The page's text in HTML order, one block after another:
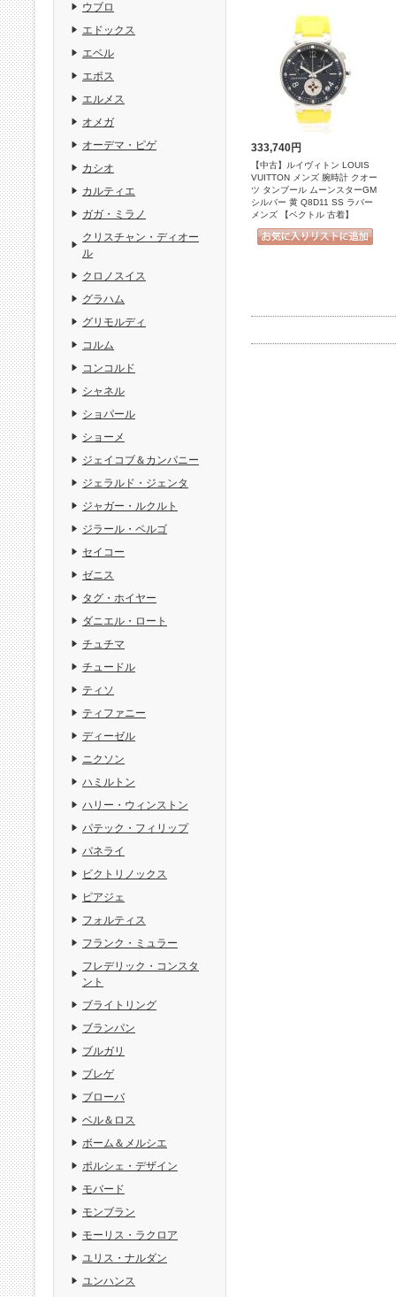
333,740円
【中古】ルイヴィトン LOUIS
VUITTON メンズ 腕時計 クオー
ツ タンブール ムーンスターGM
シルバー 黄 Q8D11 SS ラバー
メンズ 【ベクトル 古着】
ウブロ
エドックス
エベル
エポス
エルメス
オメガ
オーデマ・ピゲ
カシオ
カルティエ
ガガ・ミラノ
クリスチャン・ディオー
ル
クロノスイス
グラハム
グリモルディ
コルム
コンコルド
シャネル
ショパール
ショーメ
ジェイコブ＆カンパニー
ジェラルド・ジェンタ
ジャガー・ルクルト
ジラール・ペルゴ
セイコー
ゼニス
タグ・ホイヤー
ダニエル・ロート
チュチマ
チュードル
ティソ
ティファニー
ディーゼル
ニクソン
ハミルトン
ハリー・ウィンストン
パテック・フィリップ
パネライ
ビクトリノックス
ピアジェ
フォルティス
フランク・ミュラー
フレデリック・コンスタ
ント
ブライトリング
ブランパン
ブルガリ
ブレゲ
ブローバ
ベル＆ロス
ボーム＆メルシエ
ポルシェ・デザイン
モバード
モンブラン
モーリス・ラクロア
ユリス・ナルダン
ユンハンス